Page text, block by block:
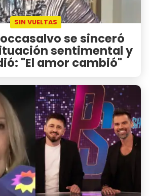
SIN VUELTAS
se sinceró
sentimental y
"El amor cambió"